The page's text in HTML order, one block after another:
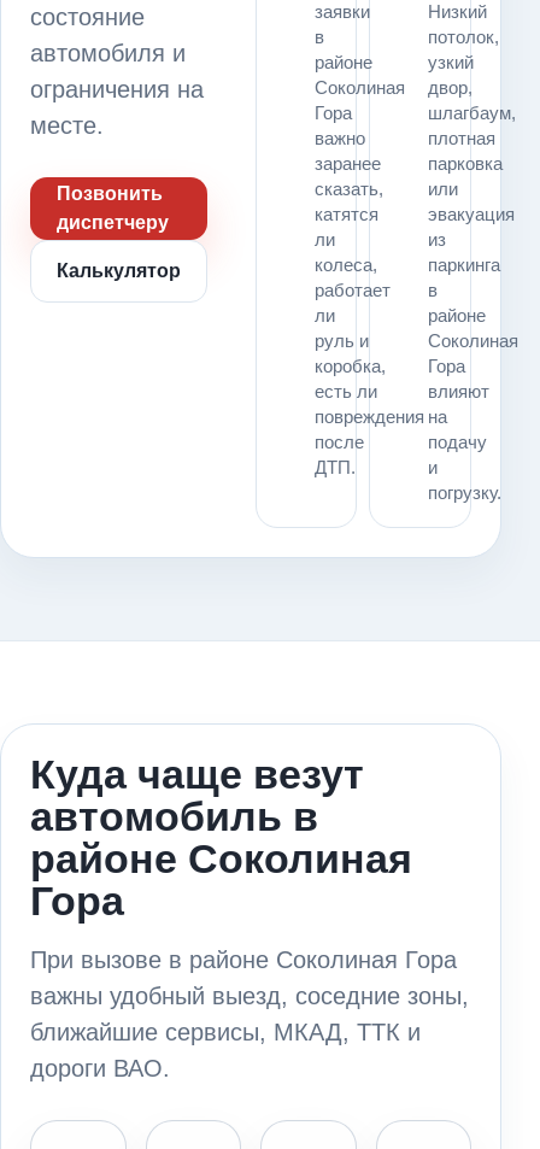
состояние
автомобиля и
ограничения на
месте.
Позвонить
диспетчеру
Калькулятор
заявки
в
районе
Соколиная
Гора
важно
заранее
сказать,
катятся
ли
колеса,
работает
ли
руль и
коробка,
есть ли
повреждения
после
ДТП.
Низкий
потолок,
узкий
двор,
шлагбаум,
плотная
парковка
или
эвакуация
из
паркинга
в
районе
Соколиная
Гора
влияют
на
подачу
и
погрузку.
Куда чаще везут
автомобиль в
районе Соколиная
Гора
При вызове в районе Соколиная Гора
важны удобный выезд, соседние зоны,
ближайшие сервисы, МКАД, ТТК и
дороги ВАО.